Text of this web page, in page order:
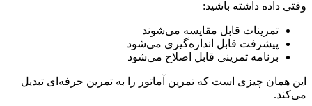
وقتی داده داشته باشید:
تمرینات قابل مقایسه می‌شوند
پیشرفت قابل اندازه‌گیری می‌شود
برنامه تمرینی قابل اصلاح می‌شود
این همان چیزی است که تمرین آماتور را به تمرین حرفه‌ای تبدیل
می‌کند.